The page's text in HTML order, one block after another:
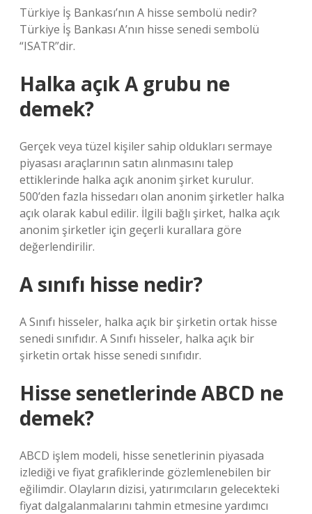
Türkiye İş Bankası’nın A hisse sembolü nedir?
Türkiye İş Bankası A’nın hisse senedi sembolü
“ISATR”dir.
Halka açık A grubu ne
demek?
Gerçek veya tüzel kişiler sahip oldukları sermaye
piyasası araçlarının satın alınmasını talep
ettiklerinde halka açık anonim şirket kurulur.
500’den fazla hissedarı olan anonim şirketler halka
açık olarak kabul edilir. İlgili bağlı şirket, halka açık
anonim şirketler için geçerli kurallara göre
değerlendirilir.
A sınıfı hisse nedir?
A Sınıfı hisseler, halka açık bir şirketin ortak hisse
senedi sınıfıdır. A Sınıfı hisseler, halka açık bir
şirketin ortak hisse senedi sınıfıdır.
Hisse senetlerinde ABCD ne
demek?
ABCD işlem modeli, hisse senetlerinin piyasada
izlediği ve fiyat grafiklerinde gözlemlenebilen bir
eğilimdir. Olayların dizisi, yatırımcıların gelecekteki
fiyat dalgalanmalarını tahmin etmesine yardımcı